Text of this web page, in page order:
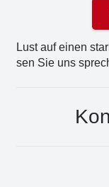
Lust auf einen
sen Sie uns